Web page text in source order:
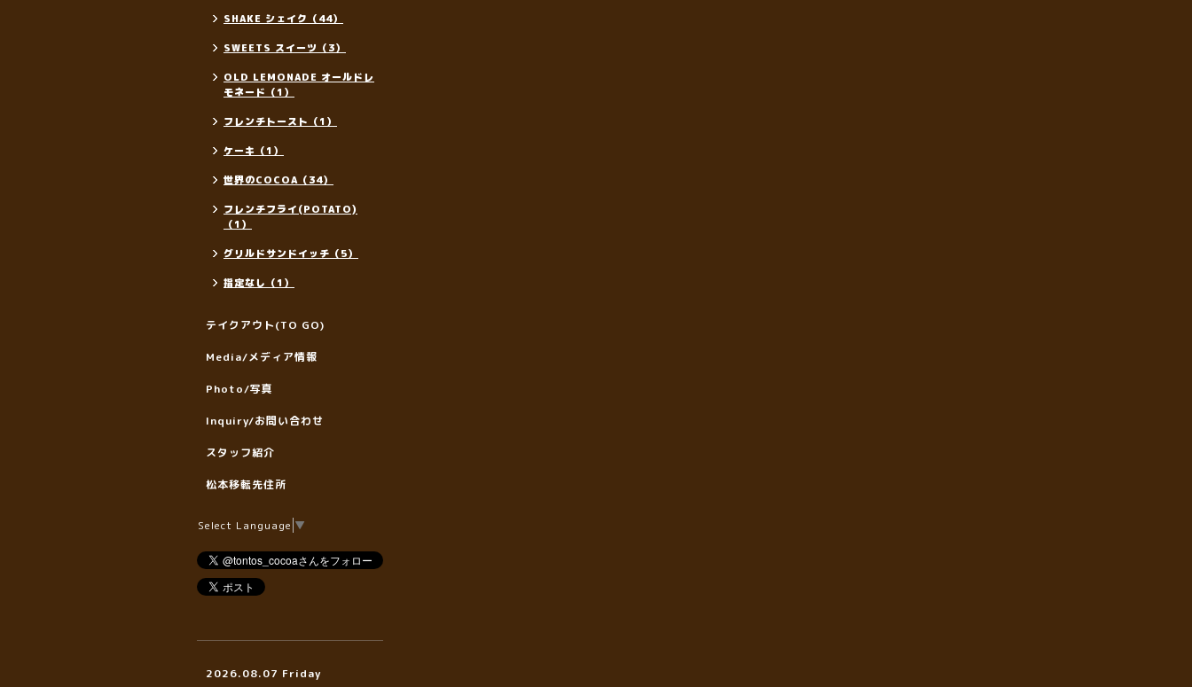
SHAKE シェイク（44）
SWEETS スイーツ（3）
OLD LEMONADE オールドレ
モネード（1）
フレンチトースト（1）
ケーキ（1）
世界のCOCOA（34）
フレンチフライ(POTATO)
（1）
グリルドサンドイッチ（5）
指定なし（1）
テイクアウト(TO GO)
Media/メディア情報
Photo/写真
Inquiry/お問い合わせ
スタッフ紹介
松本移転先住所
Select Language ▼
2026.08.07 Friday